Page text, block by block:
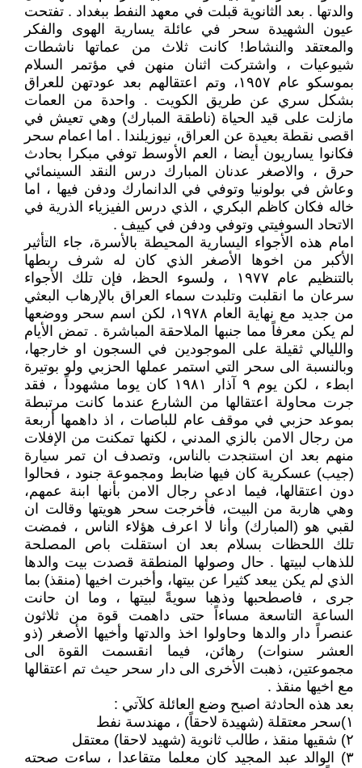
والدتها . بعد الثانوية قبلت في معهد النفط ببغداد . تفتحت
عيون الشهيدة سحر في عائلة يسارية الهوى والفكر
والمعتقد والنشاط! كانت ثلاث من عماتها ناشطات
شيوعيات ، واشتركت اثنان منهن في مؤتمر السلام
بموسكو عام ١٩٥٧، وتم اعتقالهم بعد عودتهن للعراق
بشكل سري عن طريق الكويت . واحدة من العمات
مازلت على قيد الحياة (ناطقة المبارك) وهي تعيش في
اقصى نقطة بعيدة عن العراق، نيوزيلندا . اما اعمام سحر
فكانوا يساريون أيضا ، العم الأوسط توفي مبكرا بحادث
حرق ، والاصغر عدنان المبارك درس النقد السينمائي
وعاش في بولونيا وتوفي في الدانمارك ودفن فيها ، اما
خاله فكان كاظم البكري ، الذي درس الفيزياء الذرية في
الاتحاد السوفيتي وتوفي ودفن في كييف .
امام هذه الأجواء اليسارية المحيطة بالأسرة، جاء التأثير
الأكبر من اخوها الأصغر الذي كان له شرف ربطها
بالتنظيم عام ١٩٧٧ ، ولسوء الحظ، فإن تلك الأجواء
سرعان ما انقلبت وتلبدت سماء العراق بالإرهاب البعثي
من جديد مع نهاية العام ١٩٧٨، لكن اسم سحر ووضعها
لم يكن معرفاً مما جنبها الملاحقة المباشرة . تمض الأيام
والليالي ثقيلة على الموجودين في السجون او خارجها،
وبالنسبة الى سحر التي استمر عملها الحزبي ولو بوتيرة
ابطء ، لكن يوم ٩ آذار ١٩٨١ كان يوما مشهوداً ، فقد
جرت محاولة اعتقالها من الشارع عندما كانت مرتبطة
بموعد حزبي في موقف عام للباصات ، اذ داهمها أربعة
من رجال الامن بالزي المدني ، لكنها تمكنت من الإفلات
منهم بعد ان استنجدت بالناس، وتصدف ان تمر سيارة
(جيب) عسكرية كان فيها ضابط ومجموعة جنود ، فحالوا
دون اعتقالها، فيما ادعى رجال الامن بأنها ابنة عمهم،
وهي هاربة من البيت، فأخرجت سحر هويتها وقالت ان
لقبي هو (المبارك) وأنا لا اعرف هؤلاء الناس ، فمضت
تلك اللحظات بسلام بعد ان استقلت باص المصلحة
للذهاب لبيتها . حال وصولها المنطقة قصدت بيت والدها
الذي لم يكن يبعد كثيرا عن بيتها، وأخبرت اخيها (منقذ) بما
جرى ، فاصطحبها وذهبا سويةً لبيتها ، وما ان حانت
الساعة التاسعة مساءاً حتى داهمت قوة من ثلاثون
عنصراً دار والدها وحاولوا اخذ والدتها وأخيها الأصغر (ذو
العشر سنوات) رهائن، فيما انقسمت القوة الى
مجموعتين، ذهبت الأخرى الى دار سحر حيث تم اعتقالها
مع اخيها منقذ .
بعد هذه الحادثة اصبح وضع العائلة كلآتي :
١)سحر معتقلة (شهيدة لاحقاً) ، مهندسة نفط
٢) شقيها منقذ ، طالب ثانوية (شهيد لاحقا) معتقل
٣) الوالد عبد المجيد كان معلما متقاعدا ، ساءت صحته